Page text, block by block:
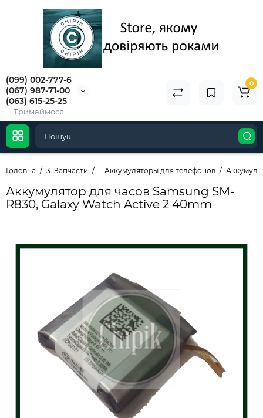
(099) 002-777-6
(067) 987-71-00
(063) 615-25-25
Тримаймося
0
Головна 3. Запчасти 1. Аккумуляторы для телефонов
Аккумулятор для часов Samsung SM-
R830, Galaxy Watch Active 2 40mm